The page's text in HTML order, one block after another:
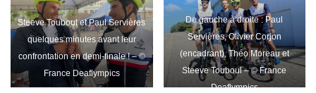
Steeve Touboul et Paul Servières
quelques minutes avant leur
confrontation en demi-finale ! – ©
France Deaflympics
De gauche à droite : Paul
Servières, Olivier Corjon
(encadrant), Théo Moreau et
Steeve Touboul – © France
Deaflympics